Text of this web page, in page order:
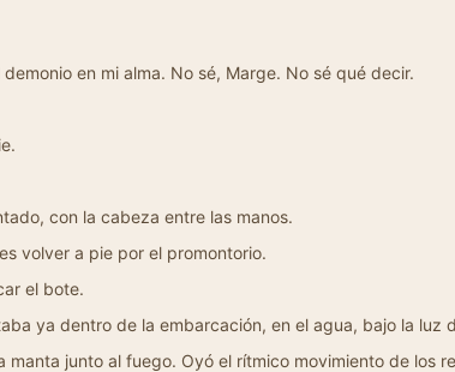
en mi alma. No sé, Marge. No sé qué decir.
con la cabeza entre las manos.
volver a pie por el promontorio.
el bote.
ya dentro de la embarcación, en el agua, bajo la luz
junto al fuego. Oyó el rítmico movimiento de los